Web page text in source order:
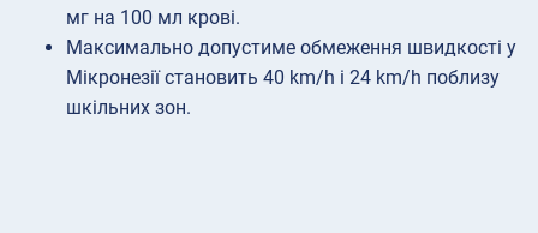
мг на 100 мл крові.
Максимально допустиме обмеження швидкості у
Мікронезії становить 40 km/h і 24 km/h поблизу
шкільних зон.